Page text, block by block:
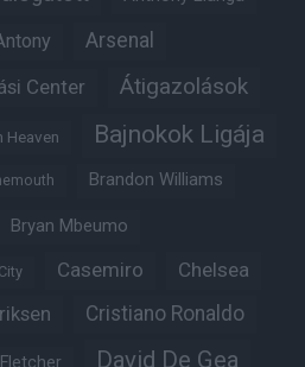
Arsenal
Center Átigazolások
Heaven Bajnokok Ligája
Brandon Williams
Bryan Mbeumo
Casemiro Chelsea
Cristiano Ronaldo
David De Gea